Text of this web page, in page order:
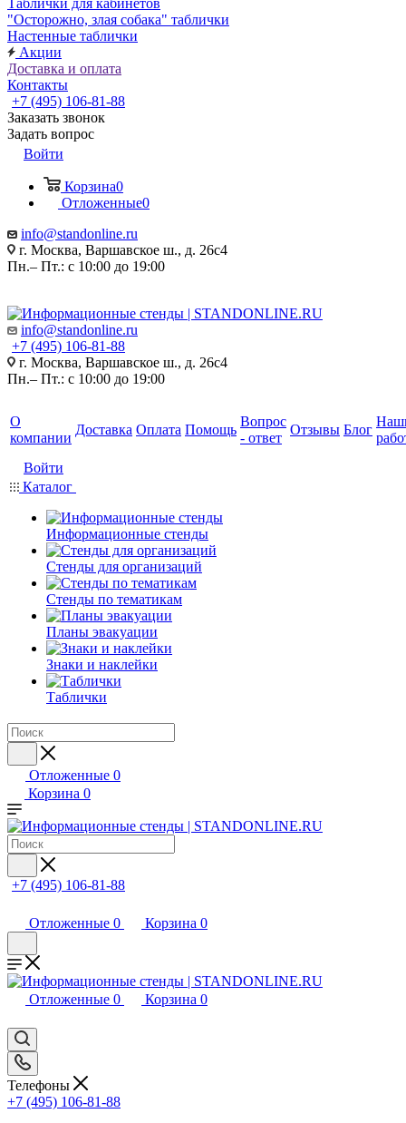
Таблички для кабинетов
"Осторожно, злая собака" таблички
Настенные таблички
Акции
Доставка и оплата
Контакты
+7 (495) 106-81-88
Заказать звонок
Задать вопрос
Войти
Корзина0
Отложенные0
info@standonline.ru
г. Москва, Варшавское ш., д. 26с4
Пн.– Пт.: с 10:00 до 19:00
info@standonline.ru
+7 (495) 106-81-88
г. Москва, Варшавское ш., д. 26с4
Пн.– Пт.: с 10:00 до 19:00
О
компании
Доставка Оплата Помощь
Вопрос
- ответ
Отзывы Блог
Войти
Каталог
Информационные стенды
Стенды для организаций
Стенды по тематикам
Планы эвакуации
Знаки и наклейки
Таблички
Отложенные 0
Корзина 0
+7 (495) 106-81-88
Отложенные 0 Корзина 0
Отложенные 0 Корзина 0
Телефоны
+7 (495) 106-81-88